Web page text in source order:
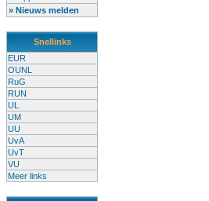
» Nieuws melden
Snellinks
EUR
OUNL
RuG
RUN
UL
UM
UU
UvA
UvT
VU
Meer links